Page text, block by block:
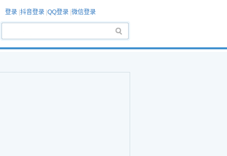
登录 抖音登录 QQ登录 微信登录